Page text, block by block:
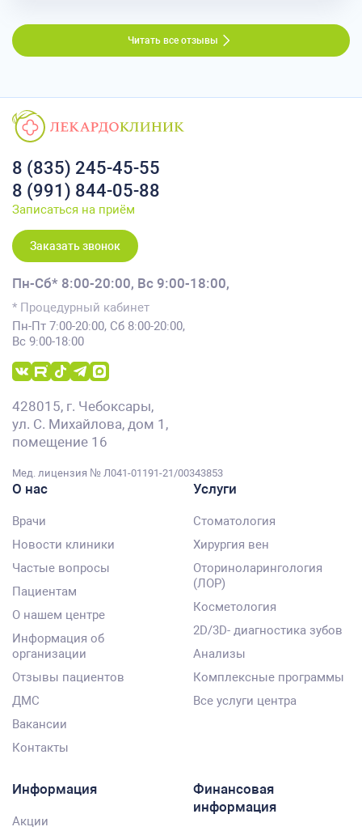
Читать все отзывы
8 (835) 245-45-55
8 (991) 844-05-88
Записаться на приём
Заказать звонок
Пн-Сб* 8:00-20:00, Вс 9:00-18:00,
* Процедурный кабинет
Пн-Пт 7:00-20:00, Сб 8:00-20:00,
Вс 9:00-18:00
428015, г. Чебоксары,
ул. С. Михайлова, дом 1,
помещение 16
Мед. лицензия № Л041-01191-21/00343853
О нас
Врачи
Новости клиники
Частые вопросы
Пациентам
О нашем центре
Информация об
организации
Отзывы пациентов
ДМС
Вакансии
Контакты
Услуги
Стоматология
Хирургия вен
Оториноларингология
(ЛОР)
Косметология
2D/3D- диагностика зубов
Анализы
Комплексные программы
Все услуги центра
Информация
Акции
Финансовая
информация